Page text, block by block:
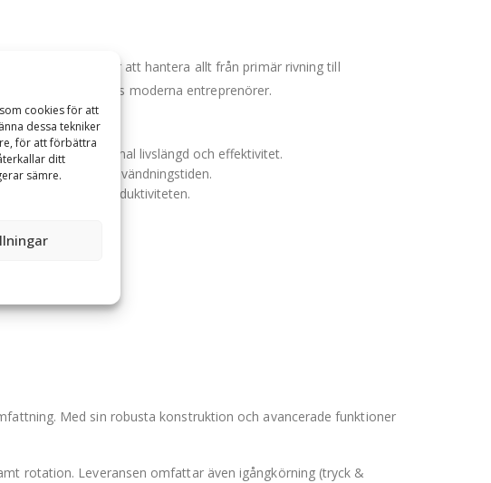
cookies för att
dessa tekniker
för att förbättra
ditt
sämre.
Designad för att hantera allt från primär rivning till
möta behoven hos moderna entreprenörer.
Hardox för maximal livslängd och effektivitet.
och förlänger användningstiden.
vilket ökar produktiviteten.
Med sin robusta konstruktion och avancerade funktioner
rotation. Leveransen omfattar även igångkörning (tryck &